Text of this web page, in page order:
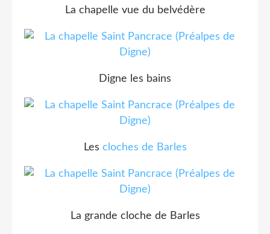
La chapelle vue du belvédère
Digne les bains
Les cloches de Barles
La grande cloche de Barles